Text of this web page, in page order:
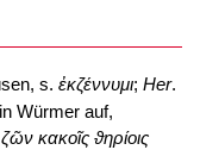
s. ἐκζέννυμι; Her.
Würmer auf,
κακοῖς ϑηρίοις